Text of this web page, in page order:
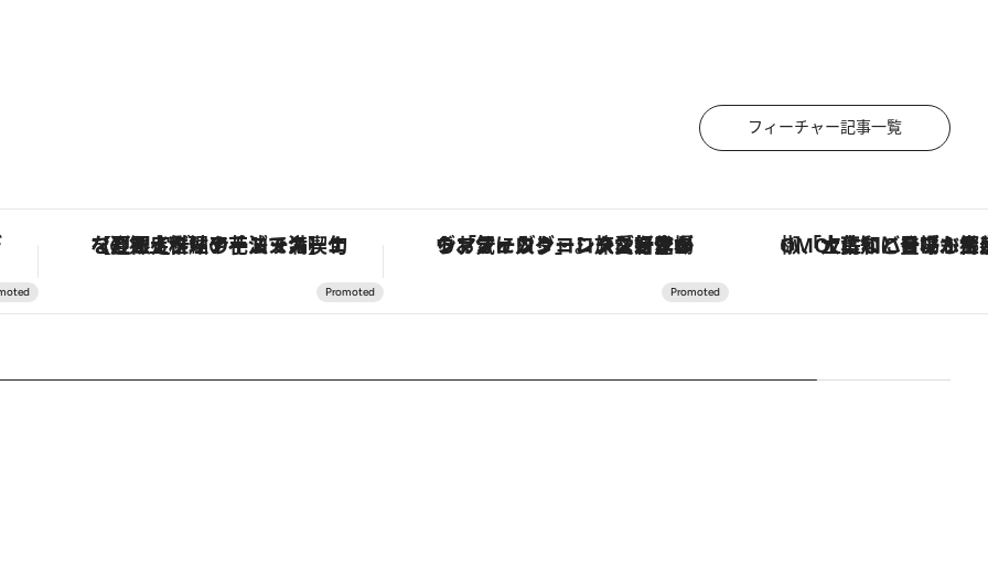
フィーチャー記事一覧
【夏限定ディナーコース】旬を迎える稚鮎や花ズッキーニなどをイタリア・トスカーナの郷土料理の手法で満喫！ ヴァシュロン・コンスタンタン「オーヴァーシーズ・オートマティック」。旅愛好家のお気に入りコレクションから、ジェンダーレスな新作が登場 「土佐和ハーブかき氷」がOMO7高知に登場！生姜、山椒